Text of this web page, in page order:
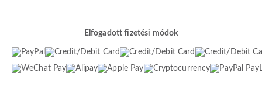
Elfogadott fizetési módok